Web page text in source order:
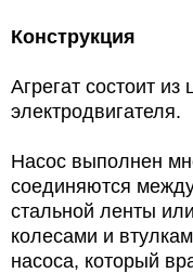
Конструкция
Агрегат состоит
электродвигателя.
Насос выполнен
соединяются
стальной ленты
колесами и
насоса, который